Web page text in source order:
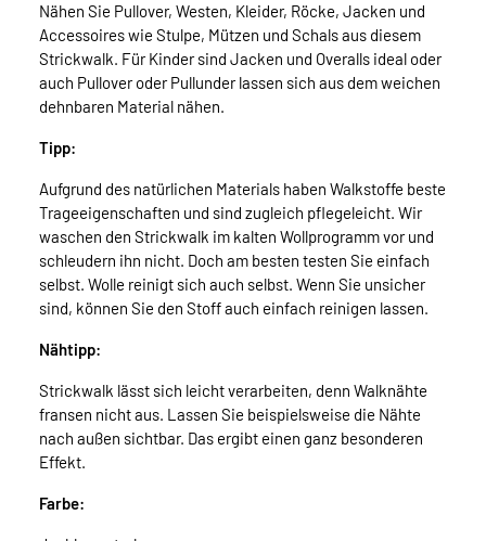
Nähen Sie Pullover, Westen, Kleider, Röcke, Jacken und
Accessoires wie Stulpe, Mützen und Schals aus diesem
Strickwalk. Für Kinder sind Jacken und Overalls ideal oder
auch Pullover oder Pullunder lassen sich aus dem weichen
dehnbaren Material nähen.
Tipp:
Aufgrund des natürlichen Materials haben Walkstoffe beste
Trageeigenschaften und sind zugleich pflegeleicht. Wir
waschen den Strickwalk im kalten Wollprogramm vor und
schleudern ihn nicht. Doch am besten testen Sie einfach
selbst. Wolle reinigt sich auch selbst. Wenn Sie unsicher
sind, können Sie den Stoff auch einfach reinigen lassen.
Nähtipp:
Strickwalk lässt sich leicht verarbeiten, denn Walknähte
fransen nicht aus. Lassen Sie beispielsweise die Nähte
nach außen sichtbar. Das ergibt einen ganz besonderen
Effekt.
Farbe: